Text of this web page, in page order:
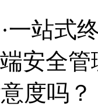
一站式
安全
度吗？